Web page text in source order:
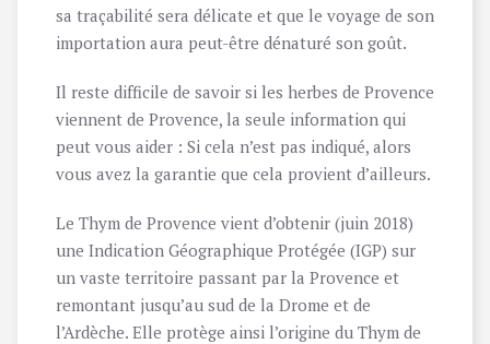
sa traçabilité sera délicate et que le voyage de son
importation aura peut-être dénaturé son goût.
Il reste difficile de savoir si les herbes de Provence
viennent de Provence, la seule information qui
peut vous aider : Si cela n’est pas indiqué, alors
vous avez la garantie que cela provient d’ailleurs.
Le Thym de Provence vient d’obtenir (juin 2018)
une Indication Géographique Protégée (IGP) sur
un vaste territoire passant par la Provence et
remontant jusqu’au sud de la Drome et de
l’Ardèche. Elle protège ainsi l’origine du Thym de